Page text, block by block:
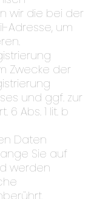
wir die bei der
Adresse, um
Zwecke der
und ggf. zur
Abs. 1 lit. b
Daten
Sie auf
werden